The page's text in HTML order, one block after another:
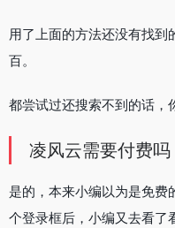
用了上面的方法还没有找到
百。
都尝试过还搜索不到的话，
凌风云需要付费吗
是的，本来小编以为是免费
个登录框后，小编又去看了